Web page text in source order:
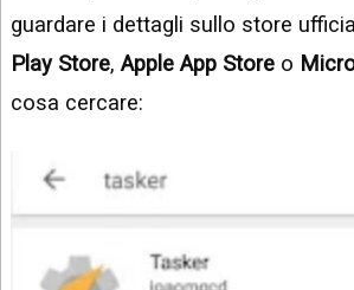
guardare i dettagli sullo store
Play Store,Apple App Store o
cosa cercare: